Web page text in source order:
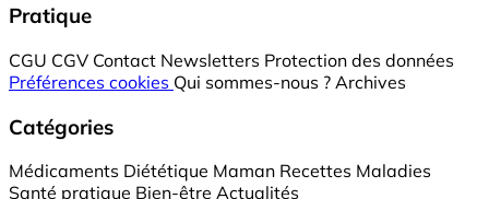
Pratique
CGU CGV Contact Newsletters Protection des données
Préférences cookies Qui sommes-nous ? Archives
Catégories
Médicaments Diététique Maman Recettes Maladies
Santé pratique Bien-être Actualités